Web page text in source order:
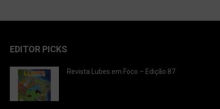
EDITOR PICKS
Revista Lubes em Foco – Edição 87